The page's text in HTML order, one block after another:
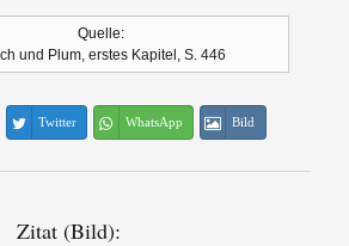
Quelle:
und Plum, erstes Kapitel, S. 446
Twitter WhatsApp Bild
Zitat (Bild):